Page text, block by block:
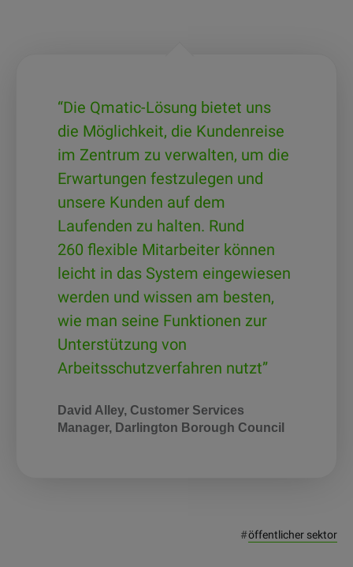
“Die Qmatic-Lösung bietet uns
die Möglichkeit, die Kundenreise
im Zentrum zu verwalten, um die
Erwartungen festzulegen und
unsere Kunden auf dem
Laufenden zu halten. Rund
260 flexible Mitarbeiter können
leicht in das System eingewiesen
werden und wissen am besten,
wie man seine Funktionen zur
Unterstützung von
Arbeitsschutzverfahren nutzt”
David Alley, Customer Services
Manager, Darlington Borough Council
#öffentlicher sektor